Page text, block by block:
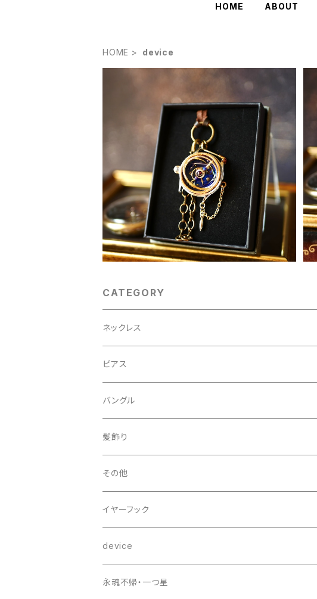
HOME ABOUT
HOME device
series「device」ガーネット （ｄ-011）
¥5,500
SOLD OUT
CATEGORY
ネックレス
ピアス
バングル
髪飾り
その他
イヤーフック
device
永魂不帰・一つ星